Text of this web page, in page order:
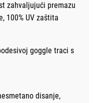
zahvaljujući premazu
100% UV zaštita
goggle traci s
disanje,